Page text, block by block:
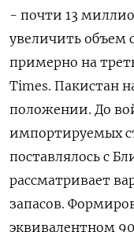
- почти 13
увеличить объем
примерно на
Times. Пакистан
положении. До
импортируемых
поставлялось с
рассматривает
запасов.
эквивалентном